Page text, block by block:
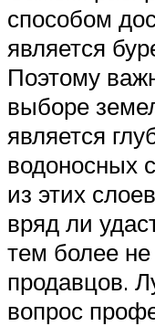
способом
является
Поэтому
выборе
является
водоносных
из этих
вряд ли
тем более
продавцов.
вопрос